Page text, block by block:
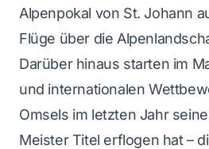
Alpenpokal von St. Johann
Flüge über die
Darüber hinaus starten im
und internationalen
Omsels im letzten Jahr
Meister Titel erflogen hat –